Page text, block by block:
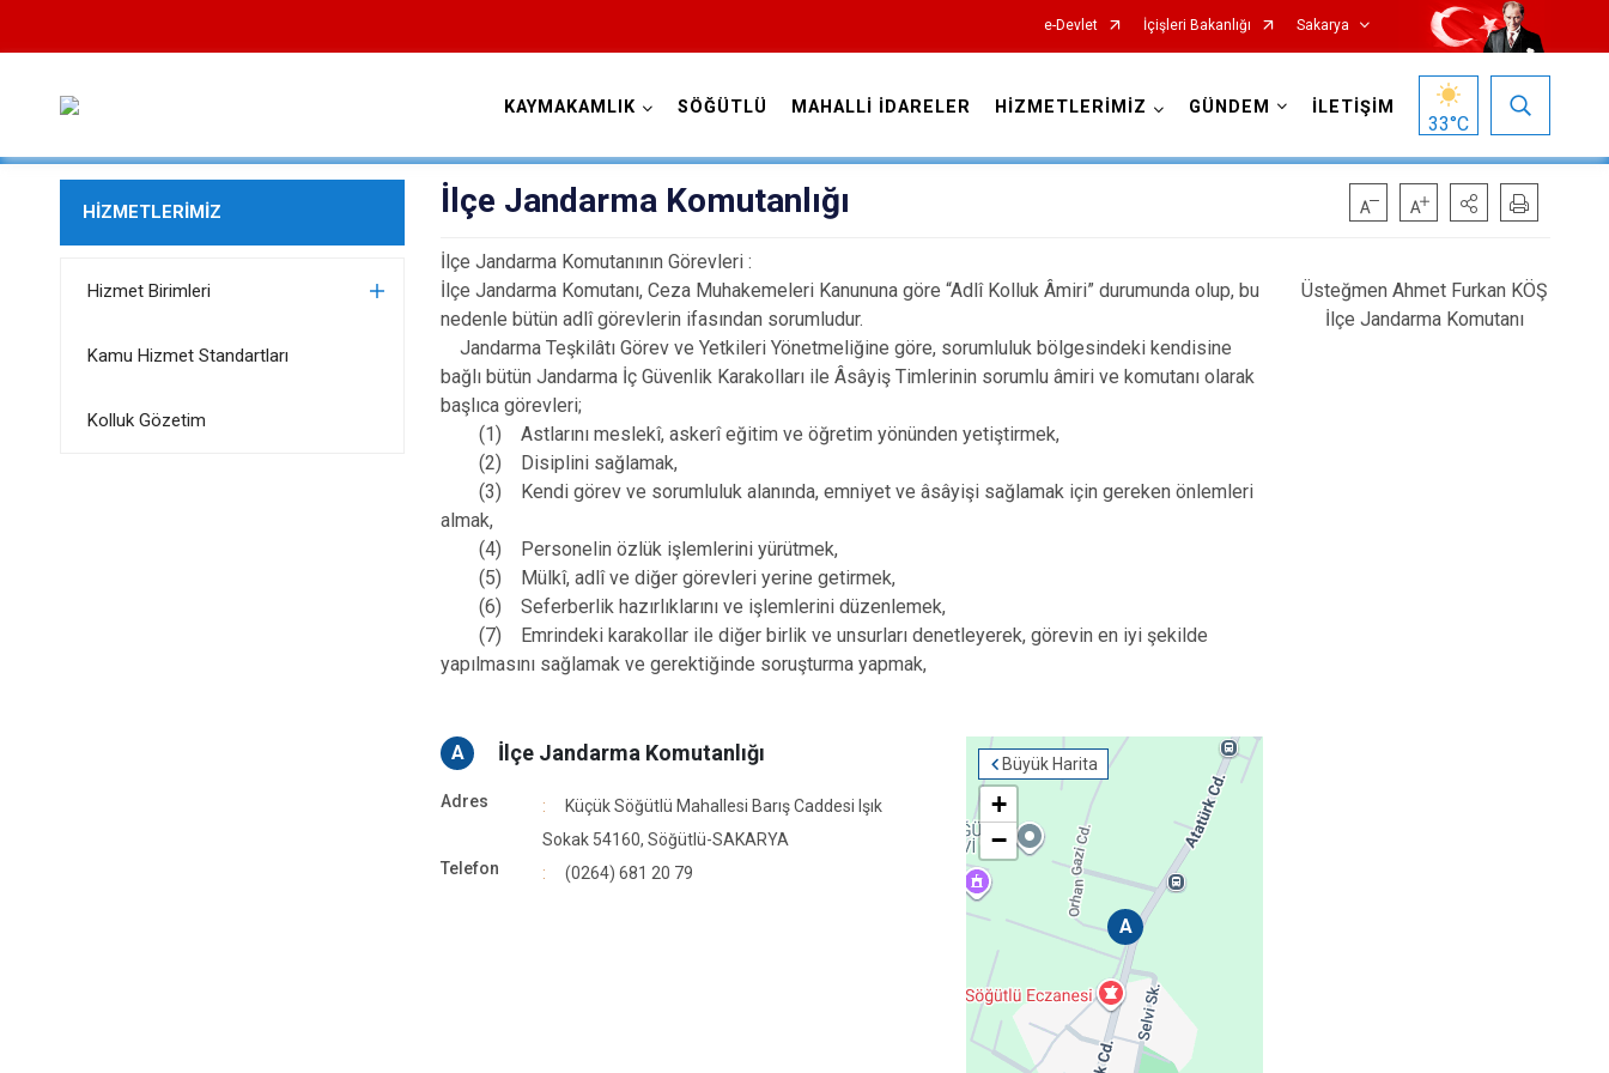
e-Devlet İçişleri Bakanlığı Sakarya
Akyazı
Geyve
Hendek
Kocaali
Taraklı
KAYMAKAMLIK SÖĞÜTLÜ MAHALLİ İDARELER HİZMETLERİMİZ GÜNDEM İLETİŞİM
33°C
HİZMETLERİMİZ
Hizmet Birimleri
Kamu Hizmet Standartları
Kolluk Gözetim
İlçe Jandarma Komutanlığı
İlçe Jandarma Komutanının Görevleri :
İlçe Jandarma Komutanı, Ceza Muhakemeleri Kanununa göre “Adlî Kolluk Âmiri” durumunda olup, bu
nedenle bütün adlî görevlerin ifasından sorumludur.
Jandarma Teşkilâtı Görev ve Yetkileri Yönetmeliğine göre, sorumluluk bölgesindeki kendisine
bağlı bütün Jandarma İç Güvenlik Karakolları ile Âsâyiş Timlerinin sorumlu âmiri ve komutanı olarak
başlıca görevleri;
(1) Astlarını meslekî, askerî eğitim ve öğretim yönünden yetiştirmek,
(2) Disiplini sağlamak,
(3) Kendi görev ve sorumluluk alanında, emniyet ve âsâyişi sağlamak için gereken önlemleri
almak,
(4) Personelin özlük işlemlerini yürütmek,
(5) Mülkî, adlî ve diğer görevleri yerine getirmek,
(6) Seferberlik hazırlıklarını ve işlemlerini düzenlemek,
(7) Emrindeki karakollar ile diğer birlik ve unsurları denetleyerek, görevin en iyi şekilde
yapılmasını sağlamak ve gerektiğinde soruşturma yapmak,
Büyük Harita
A
+
−
A İlçe Jandarma Komutanlığı
Adres
Küçük Söğütlü Mahallesi Barış Caddesi Işık
Sokak 54160, Söğütlü-SAKARYA
Telefon
(0264) 681 20 79
Üsteğmen Ahmet Furkan KÖŞ
İlçe Jandarma Komutanı